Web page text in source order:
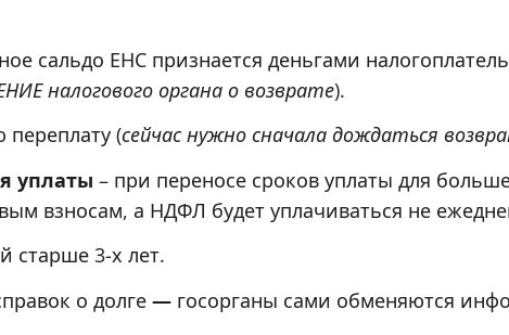
сальдо ЕНС признается деньгами
налогового органа о возврате).
переплату (сейчас нужно сначала дождаться
уплаты – при переносе сроков уплаты для
взносам, а НДФЛ будет уплачиваться не
старше 3-х лет.
о долге — госорганы сами обменяются